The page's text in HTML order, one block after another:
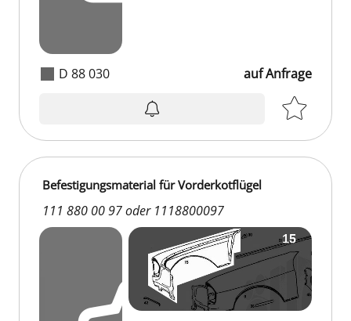
D 88 030 auf Anfrage
Befestigungsmaterial für Vorderkotflügel
111 880 00 97 oder 1118800097